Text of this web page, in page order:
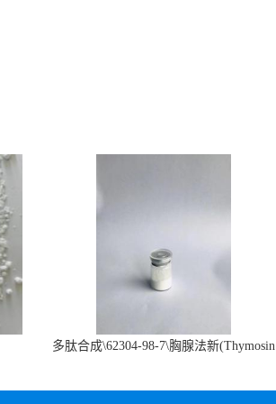
多肽合成\62304-98-7\胸腺法新(Thymosin